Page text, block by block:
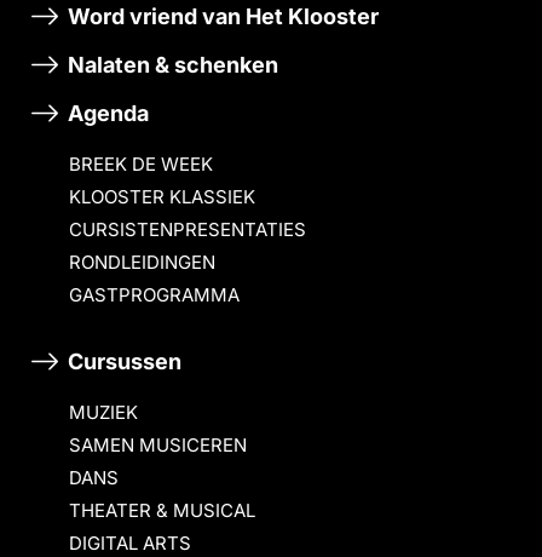
Word vriend van Het Klooster
Nalaten & schenken
Agenda
BREEK DE WEEK
KLOOSTER KLASSIEK
CURSISTENPRESENTATIES
RONDLEIDINGEN
GASTPROGRAMMA
Cursussen
MUZIEK
SAMEN MUSICEREN
DANS
THEATER & MUSICAL
DIGITAL ARTS